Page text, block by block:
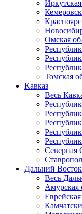
Омская
Томская
Кавказ
Весь
Северная
Дальний Восток
Весь
Амурская